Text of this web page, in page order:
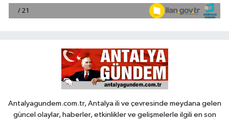
Antalyagundem.com.tr, Antalya ili ve çevresinde meydana gelen
güncel olaylar, haberler, etkinlikler ve gelişmelerle ilgili en son